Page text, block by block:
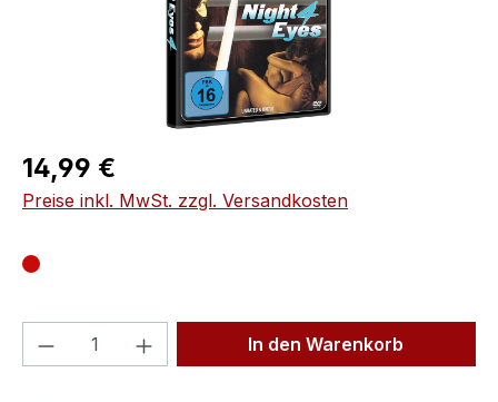
Regulärer Preis:
14,99 €
Preise inkl. MwSt. zzgl. Versandkosten
Produkt Anzahl: Gib denIn den Warenkorb